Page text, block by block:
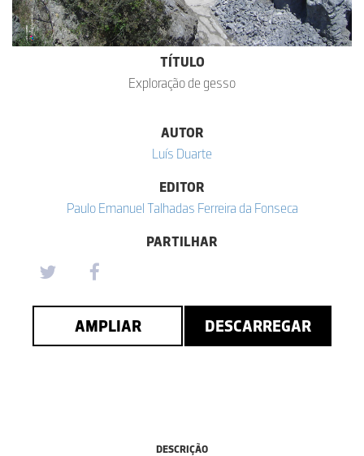
TÍTULO
Exploração de gesso
AUTOR
Luís Duarte
EDITOR
Paulo Emanuel Talhadas Ferreira da Fonseca
PARTILHAR
AMPLIAR DESCARREGAR
DESCRIÇÃO